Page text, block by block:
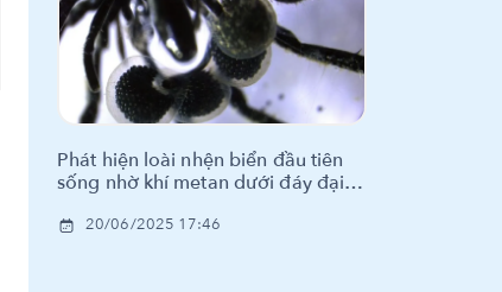
Phát hiện loài nhện biển đầu tiên
sống nhờ khí metan dưới đáy đại
20/06/2025 17:46